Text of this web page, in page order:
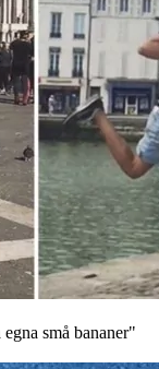
små bananer"